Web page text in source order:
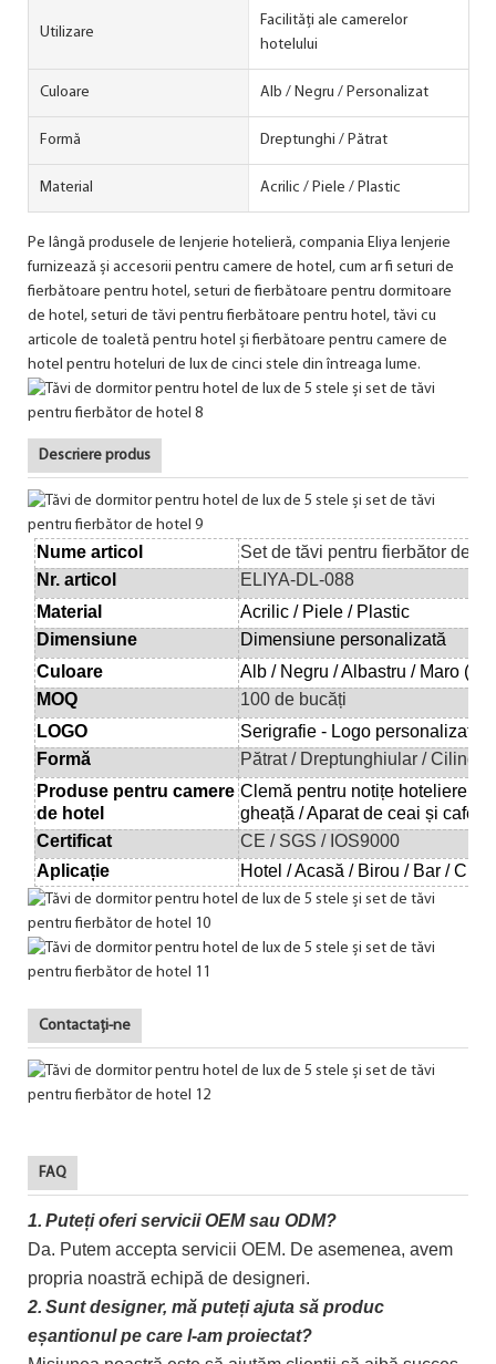
Utilizare
Facilități ale camerelor
hotelului
Culoare Alb / Negru / Personalizat
Formă Dreptunghi / Pătrat
Material Acrilic / Piele / Plastic
Pe lângă produsele de lenjerie hotelieră, compania Eliya lenjerie
furnizează și accesorii pentru camere de hotel, cum ar fi seturi de
fierbătoare pentru hotel, seturi de fierbătoare pentru dormitoare
de hotel, seturi de tăvi pentru fierbătoare pentru hotel, tăvi cu
articole de toaletă pentru hotel și fierbătoare pentru camere de
hotel pentru hoteluri de lux de cinci stele din întreaga lume.
Descriere produs
Nume articol
Set de tăvi pentru fierbător de
Nr. articol
ELIYA-DL-088
Material
Acrilic / Piele / Plastic
Dimensiune
Dimensiune personalizată
Culoare
Alb / Negru / Albastru / Maro
MOQ
100 de bucăți
LOGO
Serigrafie - Logo personalizat
Formă
Pătrat / Dreptunghiular /
Produse pentru camere
de hotel
Clemă pentru notițe hoteliere
gheață / Aparat de ceai și cafea
Certificat
CE / SGS / IOS9000
Aplicație
Hotel /Acasă / Birou / Bar /
Contactaţi-ne
FAQ
1. Puteți oferi servicii OEM sau ODM?
Da. Putem accepta servicii OEM. De asemenea, avem
propria noastră echipă de designeri.
2. Sunt designer, mă puteți ajuta să produc
eșantionul pe care l-am proiectat?